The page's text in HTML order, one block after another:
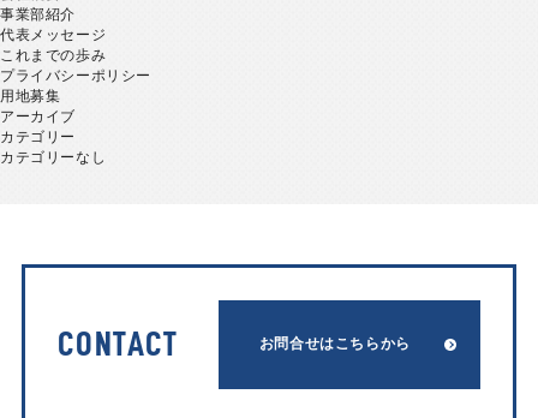
事業部紹介
代表メッセージ
これまでの歩み
プライバシーポリシー
用地募集
アーカイブ
カテゴリー
カテゴリーなし
CONTACT お問合せはこちらから